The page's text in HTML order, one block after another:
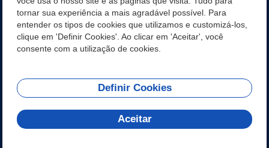
PESQUISA DE SATISFAÇÃO DOS SERVIDORES - SISTEMAS E
SERVIÇOS DIGITAIS
SECRETARIAS
REDES SOCIAIS
tornar sua experiência a mais agradável possível. Para
entender os tipos de cookies que utilizamos e customizá-los,
clique em 'Definir Cookies'. Ao clicar em 'Aceitar', você
consente com a utilização de cookies.
Definir Cookies
Aceitar